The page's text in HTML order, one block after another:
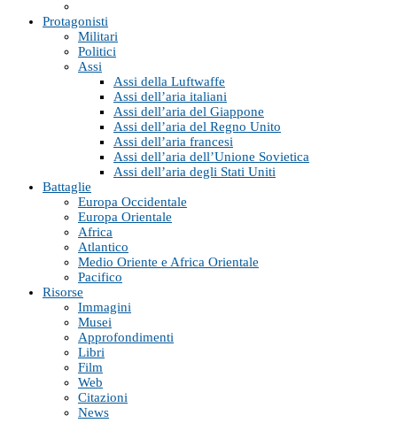
Protagonisti
Militari
Politici
Assi
Assi della Luftwaffe
Assi dell’aria italiani
Assi dell’aria del Giappone
Assi dell’aria del Regno Unito
Assi dell’aria francesi
Assi dell’aria dell’Unione Sovietica
Assi dell’aria degli Stati Uniti
Battaglie
Europa Occidentale
Europa Orientale
Africa
Atlantico
Medio Oriente e Africa Orientale
Pacifico
Risorse
Immagini
Musei
Approfondimenti
Libri
Film
Web
Citazioni
News